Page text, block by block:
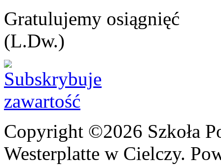
Gratulujemy osiągnięć
(L.Dw.)
Copyright ©2026 Szkoła
Westerplatte w Cielczy.